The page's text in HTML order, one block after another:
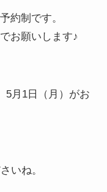
約制です。
お願いします♪
5月1日（月）がお
いね。